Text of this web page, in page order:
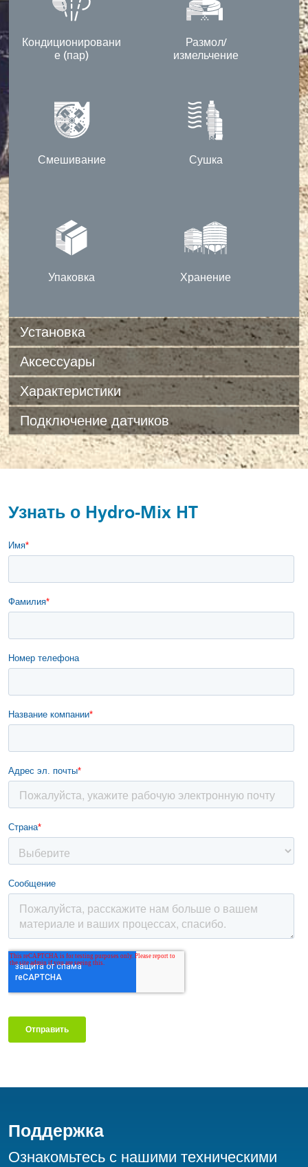
Кондиционировани
е (пар)
Размол/
измельчение
Смешивание Сушка
Упаковка Хранение
Установка
Аксессуары
Характеристики
Подключение датчиков
Узнать о Hydro-Mix HT
Поддержка
Ознакомьтесь с нашими техническими